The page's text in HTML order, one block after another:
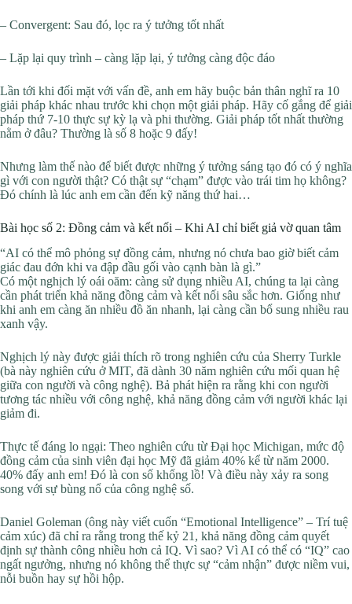
– Convergent: Sau đó, lọc ra ý tưởng tốt nhất
– Lặp lại quy trình – càng lặp lại, ý tưởng càng độc đáo
Lần tới khi đối mặt với vấn đề, anh em hãy buộc bản thân nghĩ ra 10
giải pháp khác nhau trước khi chọn một giải pháp. Hãy cố gắng để giải
pháp thứ 7-10 thực sự kỳ lạ và phi thường. Giải pháp tốt nhất thường
nằm ở đâu? Thường là số 8 hoặc 9 đấy!
Nhưng làm thế nào để biết được những ý tưởng sáng tạo đó có ý nghĩa
gì với con người thật? Có thật sự “chạm” được vào trái tim họ không?
Đó chính là lúc anh em cần đến kỹ năng thứ hai…
Bài học số 2: Đồng cảm và kết nối – Khi AI chỉ biết giả vờ quan tâm
“AI có thể mô phỏng sự đồng cảm, nhưng nó chưa bao giờ biết cảm
giác đau đớn khi va đập đầu gối vào cạnh bàn là gì.”
Có một nghịch lý oái oăm: càng sử dụng nhiều AI, chúng ta lại càng
cần phát triển khả năng đồng cảm và kết nối sâu sắc hơn. Giống như
khi anh em càng ăn nhiều đồ ăn nhanh, lại càng cần bổ sung nhiều rau
xanh vậy.
Nghịch lý này được giải thích rõ trong nghiên cứu của Sherry Turkle
(bà này nghiên cứu ở MIT, đã dành 30 năm nghiên cứu mối quan hệ
giữa con người và công nghệ). Bả phát hiện ra rằng khi con người
tương tác nhiều với công nghệ, khả năng đồng cảm với người khác lại
giảm đi.
Thực tế đáng lo ngại: Theo nghiên cứu từ Đại học Michigan, mức độ
đồng cảm của sinh viên đại học Mỹ đã giảm 40% kể từ năm 2000.
40% đấy anh em! Đó là con số khổng lồ! Và điều này xảy ra song
song với sự bùng nổ của công nghệ số.
Daniel Goleman (ông này viết cuốn “Emotional Intelligence” – Trí tuệ
cảm xúc) đã chỉ ra rằng trong thế kỷ 21, khả năng đồng cảm quyết
định sự thành công nhiều hơn cả IQ. Vì sao? Vì AI có thể có “IQ” cao
ngất ngưởng, nhưng nó không thể thực sự “cảm nhận” được niềm vui,
nỗi buồn hay sự hồi hộp.